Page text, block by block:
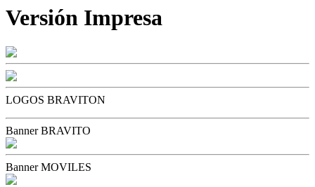
Versión Impresa
LOGOS BRAVITON
Banner BRAVITO
Banner MOVILES